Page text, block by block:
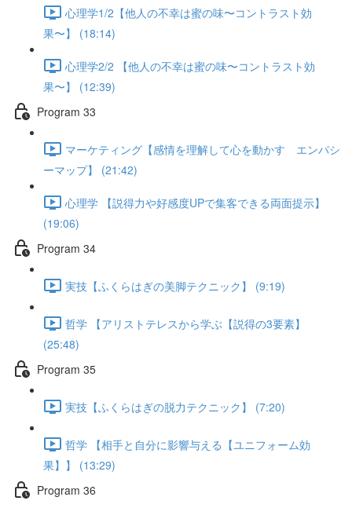
心理学1/2【他人の不幸は蜜の味〜コントラスト効
果〜】 (18:14)
心理学2/2 【他人の不幸は蜜の味〜コントラスト効
果〜】 (12:39)
Program 33
マーケティング【感情を理解して心を動かす エンパシ
ーマップ】 (21:42)
心理学 【説得力や好感度UPで集客できる両面提示】
(19:06)
Program 34
実技【ふくらはぎの美脚テクニック】 (9:19)
哲学 【アリストテレスから学ぶ【説得の3要素】
(25:48)
Program 35
実技【ふくらはぎの脱力テクニック】 (7:20)
哲学 【相手と自分に影響与える【ユニフォーム効
果】】 (13:29)
Program 36